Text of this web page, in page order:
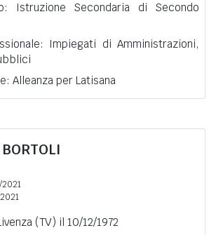
Istruzione Secondaria di Secondo
Impiegati di Amministrazioni,
Alleanza per Latisana
BORTOLI
(TV) il 10/12/1972